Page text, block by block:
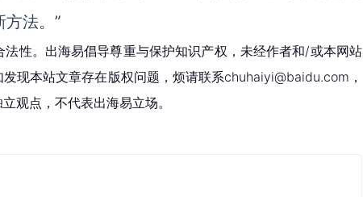
法。”
性。出海易倡导尊重与保护知识产权，未经作者和/或本网站
现本站文章存在版权问题，烦请联系chuhaiyi@baidu.com，
观点，不代表出海易立场。